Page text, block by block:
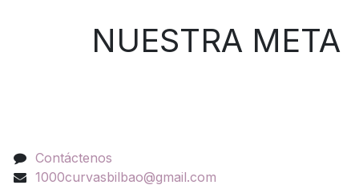
NUESTRA META
Contáctenos
1000curvasbilbao@gmail.com